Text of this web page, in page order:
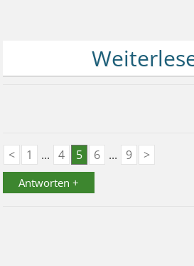
< 1 ... 4 5 6 ... 9 >
Antworten +